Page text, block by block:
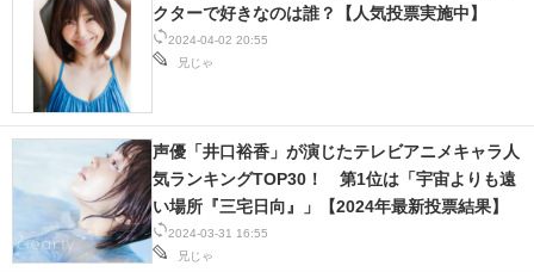
2024-04-02 20:55
兄じゃ
クターで好きなのは誰？【人気投票実施中】
2024-03-31 16:55
兄じゃ
声優「井口裕香」が演じたテレビアニメキャラ人
気ランキングTOP30！ 第1位は「宇宙よりも遠
い場所『三宅日向』」【2024年最新投票結果】